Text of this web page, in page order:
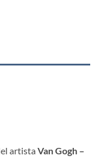
artista Van Gogh –